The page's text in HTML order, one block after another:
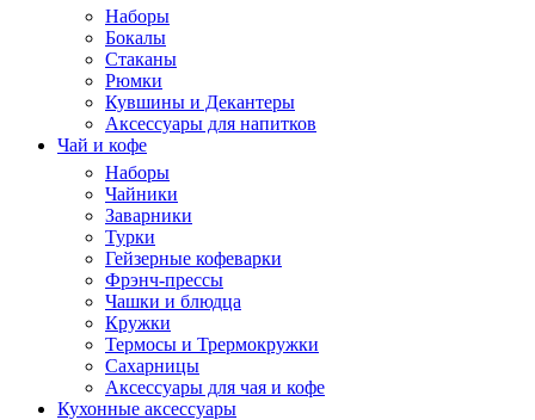
Наборы
Бокалы
Стаканы
Рюмки
Кувшины и Декантеры
Аксессуары для напитков
Чай и кофе
Наборы
Чайники
Заварники
Турки
Гейзерные кофеварки
Фрэнч-прессы
Чашки и блюдца
Кружки
Термосы и Трермокружки
Сахарницы
Аксессуары для чая и кофе
Кухонные аксессуары